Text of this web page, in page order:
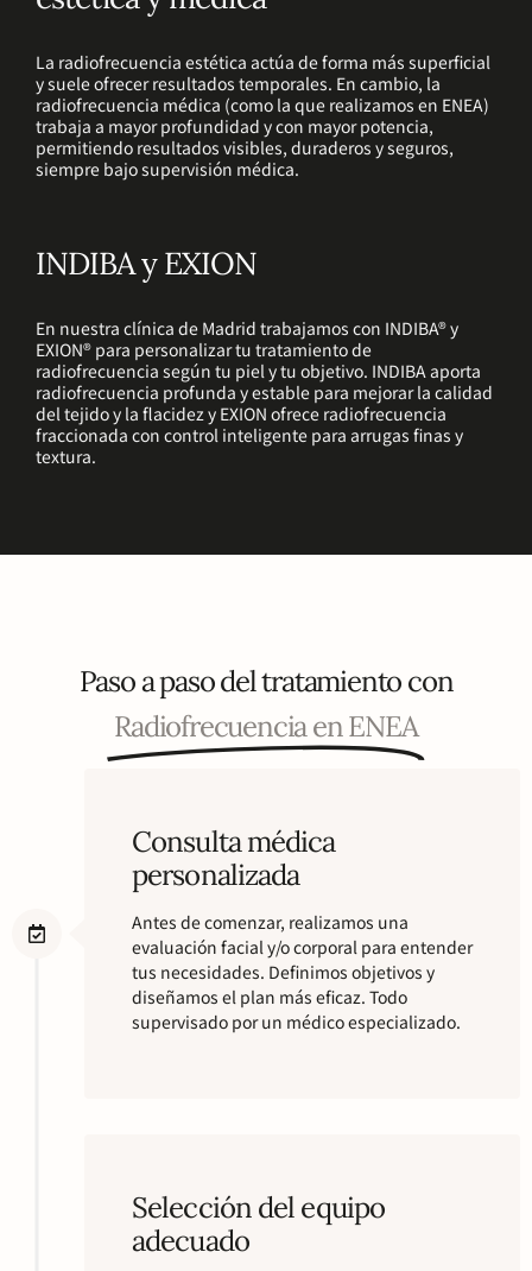
La radiofrecuencia estética actúa de forma más superficial
y suele ofrecer resultados temporales. En cambio, la
radiofrecuencia médica (como la que realizamos en ENEA)
trabaja a mayor profundidad y con mayor potencia,
permitiendo resultados visibles, duraderos y seguros,
siempre bajo supervisión médica.
INDIBA y EXION
En nuestra clínica de Madrid trabajamos con INDIBA® y
EXION® para personalizar tu tratamiento de
radiofrecuencia según tu piel y tu objetivo. INDIBA aporta
radiofrecuencia profunda y estable para mejorar la calidad
del tejido y la flacidez y EXION ofrece radiofrecuencia
fraccionada con control inteligente para arrugas finas y
textura.
Paso a paso del tratamiento con
Radiofrecuencia en ENEA
Consulta médica
personalizada
Antes de comenzar, realizamos una
evaluación facial y/o corporal para entender
tus necesidades. Definimos objetivos y
diseñamos el plan más eficaz. Todo
supervisado por un médico especializado.
Selección del equipo
adecuado